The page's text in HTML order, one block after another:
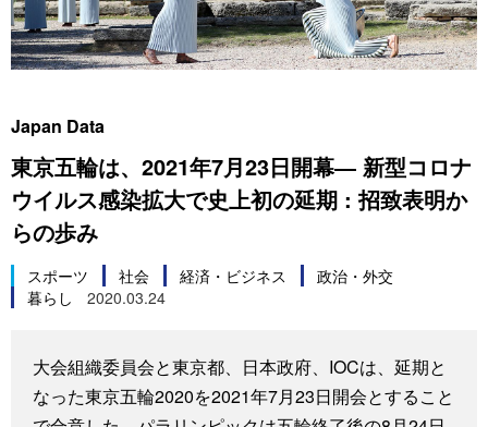
العربية
経済・ビジネス
社会
文化
科学・技術
スポーツ・東京2020
トップ
In-depth
旅と暮らし
動画/Live
Books
Topics
文化
スポーツ・東京2020
お知らせ
Japan Data
東京五輪は、2021年7月23日開幕― 新型コロナ
ウイルス感染拡大で史上初の延期 : 招致表明か
らの歩み
スポーツ 社会 経済・ビジネス
政治・外交
暮らし
2020.03.24
大会組織委員会と東京都、日本政府、IOCは、延期と
なった東京五輪2020を2021年7月23日開会とすること